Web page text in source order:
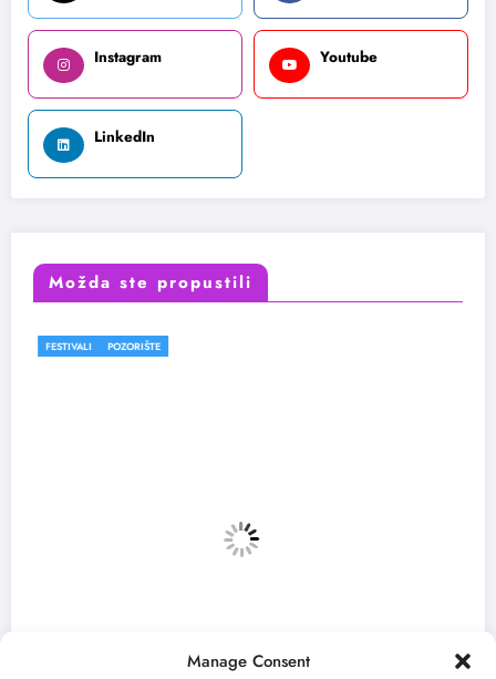
Manage Consent
Instagram Youtube
LinkedIn
Možda ste propustili